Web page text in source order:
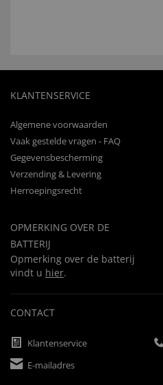
KLANTENSERVICE
Algemene voorwaarden
Vaak gestelde vragen - FAQ
Gegevensbescherming
Verzending & Levering
Herroepingsrecht
OPMERKING OVER DE
BATTERIJ
Opmerking over de batterij
vindt u hier.
CONTACT
Klantenservice
E-mailadres